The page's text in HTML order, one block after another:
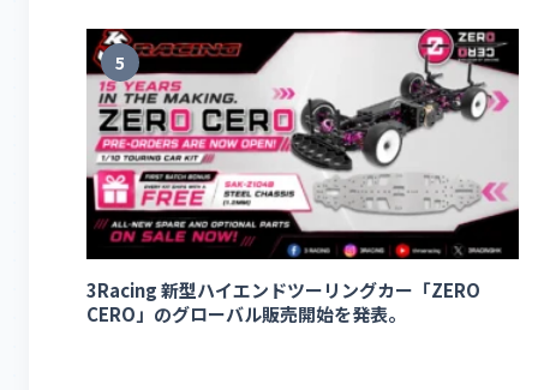
5
3Racing 新型ハイエンドツーリングカー「ZERO
CERO」のグローバル販売開始を発表。